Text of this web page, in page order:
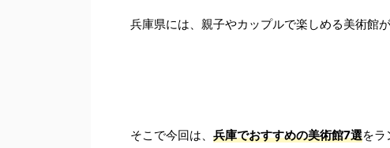
兵庫県には、親子やカップルで楽しめる美術館
そこで今回は、 兵庫でおすすめの美術館7選をラ